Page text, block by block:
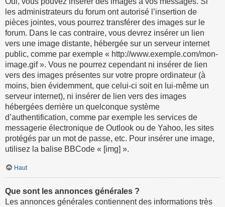
les administrateurs du forum ont autorisé l’insertion de
pièces jointes, vous pourrez transférer des images sur le
forum. Dans le cas contraire, vous devrez insérer un lien
vers une image distante, hébergée sur un serveur internet
public, comme par exemple « http://www.exemple.com/mon-
image.gif ». Vous ne pourrez cependant ni insérer de lien
vers des images présentes sur votre propre ordinateur (à
moins, bien évidemment, que celui-ci soit en lui-même un
serveur internet), ni insérer de lien vers des images
hébergées derrière un quelconque système
d’authentification, comme par exemple les services de
messagerie électronique de Outlook ou de Yahoo, les sites
protégés par un mot de passe, etc. Pour insérer une image,
utilisez la balise BBCode « [img] ».
Haut
Que sont les annonces générales ?
Les annonces générales contiennent des informations très